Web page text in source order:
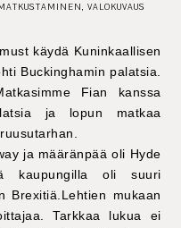
, VALOKUVAUS
käydä Kuninkaallisen
Buckinghamin palatsia.
Fian kanssa
ja lopun matkaa
ja määränpää oli Hyde
kaupungilla oli suuri
Brexitiä.Lehtien mukaan
Tarkkaa lukua ei